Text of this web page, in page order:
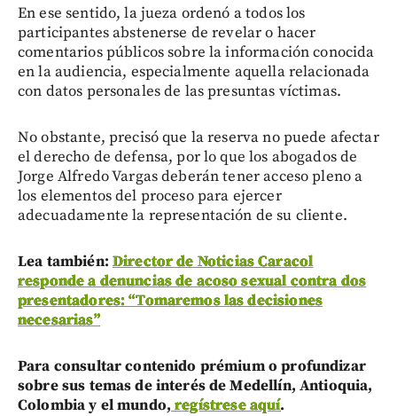
En ese sentido, la jueza ordenó a todos los
participantes abstenerse de revelar o hacer
comentarios públicos sobre la información conocida
en la audiencia, especialmente aquella relacionada
con datos personales de las presuntas víctimas.
No obstante, precisó que la reserva no puede afectar
el derecho de defensa, por lo que los abogados de
Jorge Alfredo Vargas deberán tener acceso pleno a
los elementos del proceso para ejercer
adecuadamente la representación de su cliente.
Lea también: Director de Noticias Caracol
responde a denuncias de acoso sexual contra dos
presentadores: “Tomaremos las decisiones
necesarias”
Para consultar contenido prémium o profundizar
sobre sus temas de interés de Medellín, Antioquia,
Colombia y el mundo, regístrese aquí.